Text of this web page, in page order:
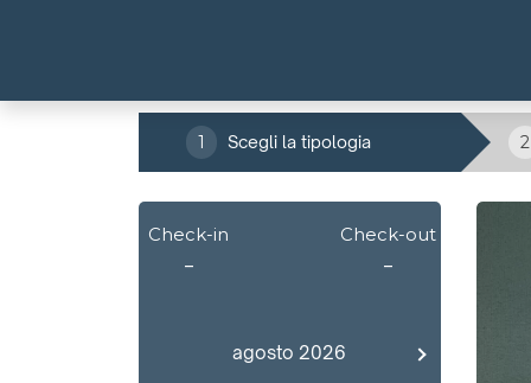
1 Scegli la tipologia 2
Check-in
-
Check-out
-
agosto 2026